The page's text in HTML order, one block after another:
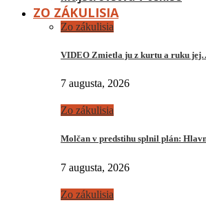
ZO ZÁKULISIA
Zo zákulisia
VIDEO Zmietla ju z kurtu a ruku
7 augusta, 2026
Zo zákulisia
Molčan v predstihu splnil plán:
7 augusta, 2026
Zo zákulisia